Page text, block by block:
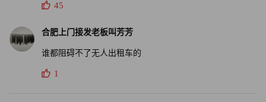
45
合肥上门接发老板叫芳芳
谁都阻碍不了无人出租车的
1